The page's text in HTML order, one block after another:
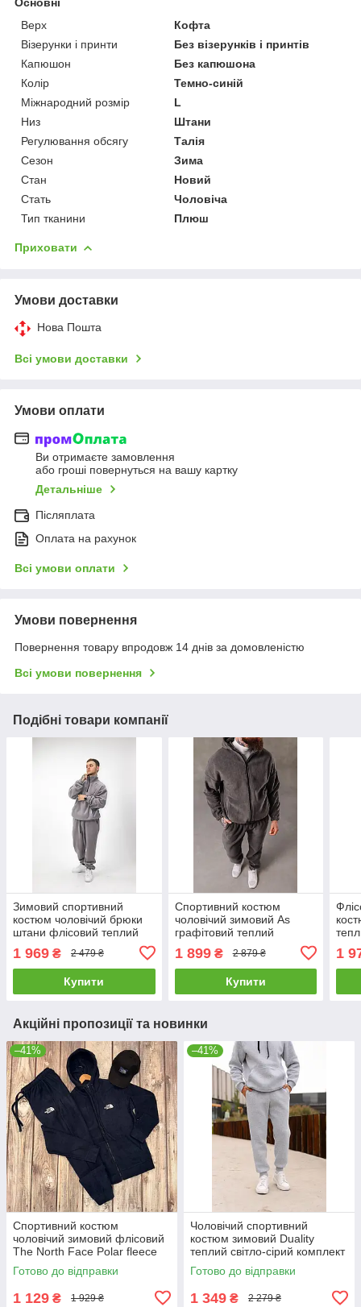
Верх
Кофта
Візерунки і принти
Без візерунків і принтів
Капюшон
Без капюшона
Колір
Темно-синій
Міжнародний розмір
L
Низ
Штани
Регулювання обсягу
Талія
Сезон
Зима
Стан
Новий
Стать
Чоловіча
Тип тканини
Плюш
Приховати
Умови доставки
Нова Пошта
Всі умови доставки
Умови оплати
Ви отримаєте замовлення
або гроші повернуться на вашу картку
Детальніше
Післяплата
Оплата на рахунок
Всі умови оплати
Умови повернення
Повернення товару впродовж 14 днів за домовленістю
Всі умови повернення
Подібні товари компанії
Зимовий спортивний
костюм чоловічий брюки
штани флісовий теплий
1 969 ₴ 2 479 ₴
Купити
Спортивний костюм
чоловічий зимовий As
графітовий теплий
флісовий комплект кофта
на блискавці штани
1 899₴ 2 879 ₴
Купити
1
Акційні пропозиції та новинки
–41%
Спортивний костюм
чоловічий зимовий флісовий
The North Face Polar fleece
тнф синій
Готово до відправки
1 129 ₴ 1 929 ₴
–41%
Чоловічий спортивний
костюм зимовий Duality
теплий світло-сірий комплект
худі штани на флісі
Готово до відправки
1 349 ₴ 2 279 ₴